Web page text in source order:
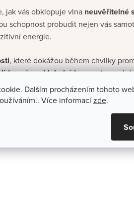
Dalším procházením tohoto
Více informacízde.
jak vás obklopuje vlna neuvěřitelné
schopnost probudit nejen vás
energie.
, které dokážou během chvilky
míru a hluboké koncentrace,